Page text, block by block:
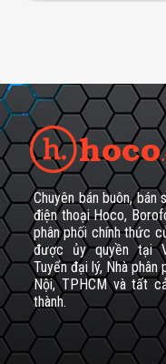
Chuyên bán buôn, bán
điện thoại Hoco,
phân phối chính thức
được ủy quyền tại
Tuyển đại lý, Nhà phân
Nội, TPHCM và tất
thành.